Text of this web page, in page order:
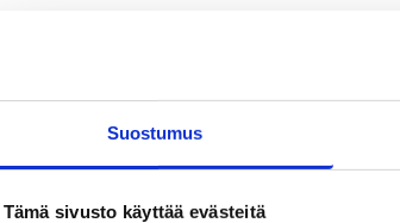
Suostumus
Tämä sivusto käyttää evästeitä
neuvontapalvelut
2026